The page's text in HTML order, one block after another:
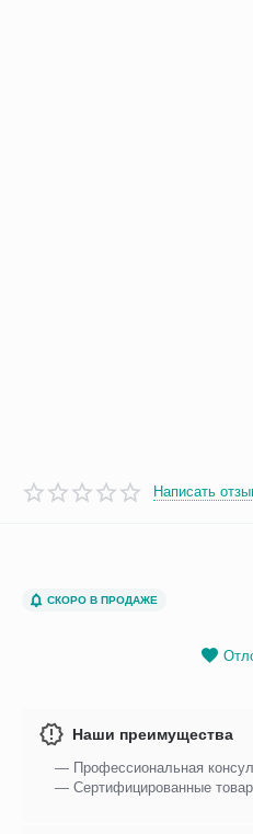
Написать
СКОРО В ПРОДАЖЕ
Наши преимущества
— Профессиональная
— Сертифицированные